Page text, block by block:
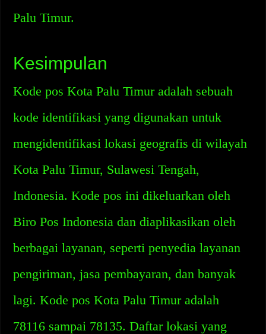
Palu Timur.
Kesimpulan
Kode pos Kota Palu Timur adalah sebuah
kode identifikasi yang digunakan untuk
mengidentifikasi lokasi geografis di wilayah
Kota Palu Timur, Sulawesi Tengah,
Indonesia. Kode pos ini dikeluarkan oleh
Biro Pos Indonesia dan diaplikasikan oleh
berbagai layanan, seperti penyedia layanan
pengiriman, jasa pembayaran, dan banyak
lagi. Kode pos Kota Palu Timur adalah
78116 sampai 78135. Daftar lokasi yang